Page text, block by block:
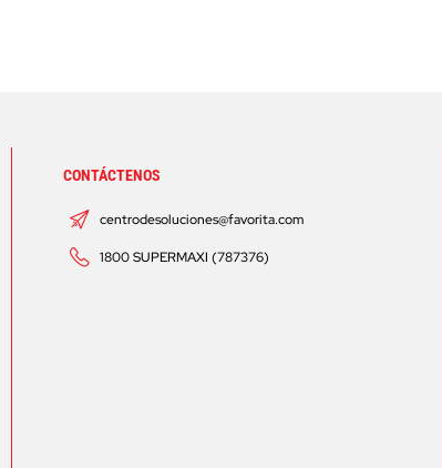
CONTÁCTENOS
centrodesoluciones@favorita.com
1800 SUPERMAXI (787376)